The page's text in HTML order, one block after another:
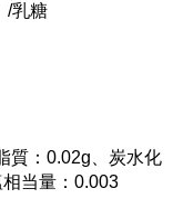
/乳糖
質：0.02g、炭水化
当量：0.003